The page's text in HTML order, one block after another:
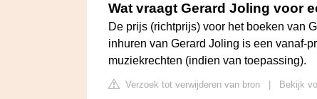
Wat vraagt Gerard Joling voor
De prijs (richtprijs) voor het boeken van
inhuren van Gerard Joling is een vanaf-
muziekrechten (indien van toepassing).
Verzoek tot verwijderen van bron Bekijk